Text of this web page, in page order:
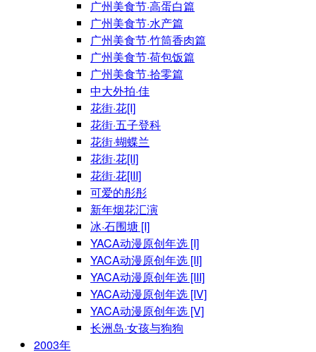
广州美食节·高蛋白篇
广州美食节·水产篇
广州美食节·竹筒香肉篇
广州美食节·荷包饭篇
广州美食节·拾零篇
中大外拍·佳
花街·花[I]
花街·五子登科
花街·蝴蝶兰
花街·花[II]
花街·花[III]
可爱的彤彤
新年烟花汇演
冰·石围塘 [I]
YACA动漫原创年选 [I]
YACA动漫原创年选 [II]
YACA动漫原创年选 [III]
YACA动漫原创年选 [IV]
YACA动漫原创年选 [V]
长洲岛·女孩与狗狗
2003年